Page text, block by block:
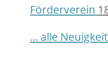
Förderverein
… alle